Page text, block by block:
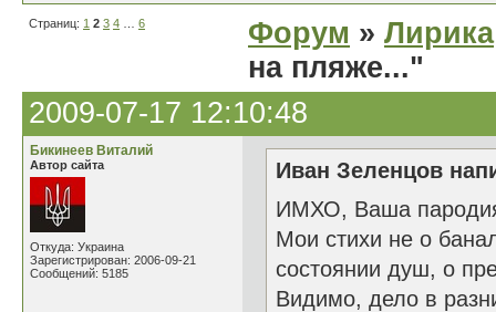
Страниц: 1 2 3 4 6 Форум » Лирика
на пляже..."
2009-07-17 12:10:48
Бикинеев Виталий
Автор сайта
Откуда: Украина
Зарегистрирован: 2006-09-21
Сообщений: 5185
Иван Зеленцов
ИМХО, Ваша пародия
Мои стихи не о
состоянии душ, о
Видимо, дело в